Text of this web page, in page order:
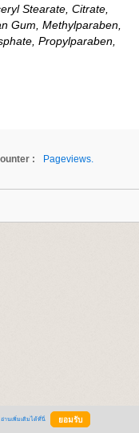
Stearate, Citrate,
Gum, Methylparaben,
Propylparaben,
:
Pageviews.
อ่านเพิ่มเติมได้ที่นี่